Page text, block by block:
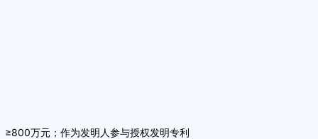
万元；作为发明人参与授权发明专利